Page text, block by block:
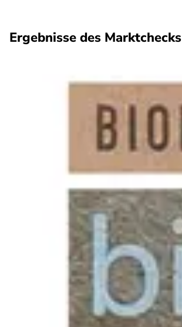
Ergebnisse des Marktchecks